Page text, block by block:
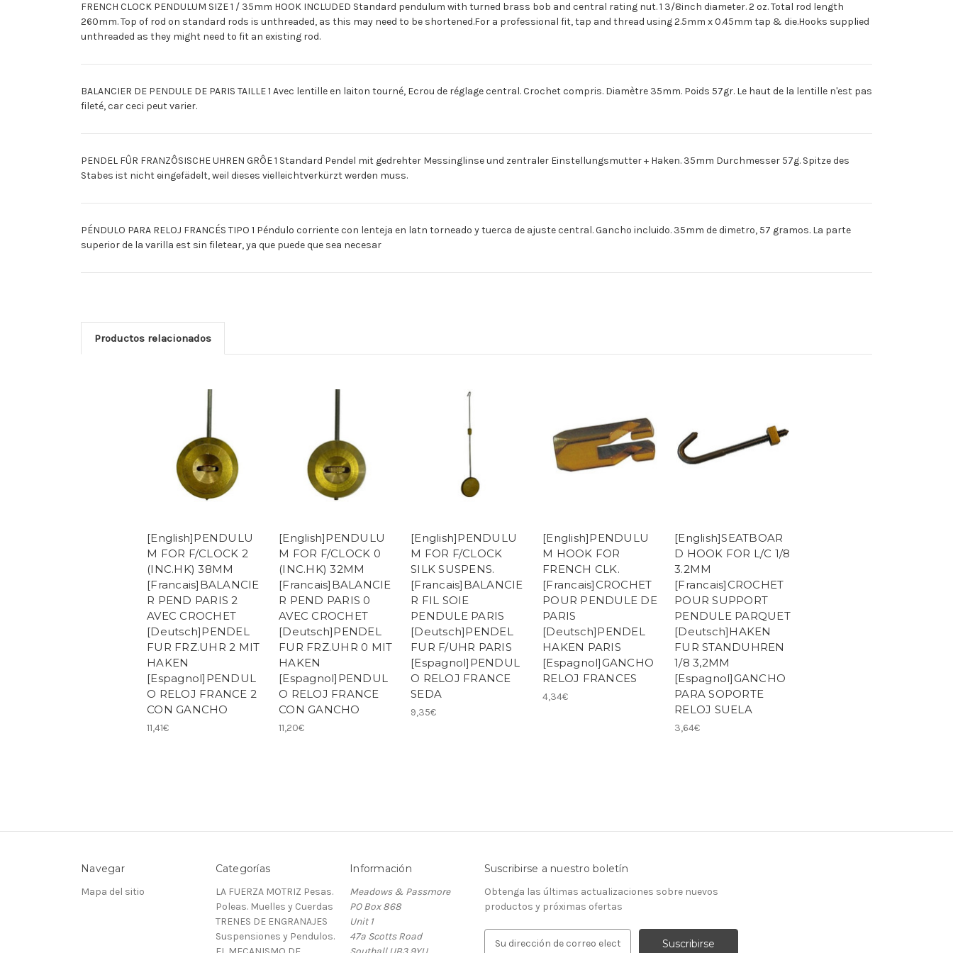
HAKEN
[Espagnol]PENDULO
RELOJ
GANCHO
HAKEN
[Espagnol]PENDULO
RELOJ
GANCHO
FRENCH CLOCK PENDULUM SIZE 1 / 35mm HOOK INCLUDED Standard pendulum with turned brass bob and central rating nut. 1 3/8inch diameter. 2 oz. Total rod length
260mm. Top of rod on standard rods is unthreaded, as this may need to be shortened.For a professional fit, tap and thread using 2.5mm x 0.45mm tap & die.Hooks supplied
unthreaded as they might need to fit an existing rod.
BALANCIER DE PENDULE DE PARIS TAILLE 1 Avec lentille en laiton tourné, Ecrou de réglage central. Crochet compris. Diamètre 35mm. Poids 57gr. Le haut de la lentille n'est pas
fileté, car ceci peut varier.
PENDEL FÛR FRANZÔSISCHE UHREN GRÔE 1 Standard Pendel mit gedrehter Messinglinse und zentraler Einstellungsmutter + Haken. 35mm Durchmesser 57g. Spitze des
Stabes ist nicht eingefädelt, weil dieses vielleichtverkürzt werden muss.
PÉNDULO PARA RELOJ FRANCÉS TIPO 1 Péndulo corriente con lenteja en latn torneado y tuerca de ajuste central. Gancho incluido. 35mm de dimetro, 57 gramos. La parte
superior de la varilla est sin filetear, ya que puede que sea necesar
Productos relacionados
[English]PENDULU
M FOR F/CLOCK 2
(INC.HK) 38MM
[Francais]BALANCIE
R PEND PARIS 2
AVEC CROCHET
[Deutsch]PENDEL
FUR FRZ.UHR 2 MIT
HAKEN
[Espagnol]PENDUL
O RELOJ FRANCE 2
CON GANCHO
11,41€
[English]PENDULU
M FOR F/CLOCK 0
(INC.HK) 32MM
[Francais]BALANCIE
R PEND PARIS 0
AVEC CROCHET
[Deutsch]PENDEL
FUR FRZ.UHR 0 MIT
HAKEN
[Espagnol]PENDUL
O RELOJ FRANCE
CON GANCHO
11,20€
[English]PENDULU
M FOR F/CLOCK
SILK SUSPENS.
[Francais]BALANCIE
R FIL SOIE
PENDULE PARIS
[Deutsch]PENDEL
FUR F/UHR PARIS
[Espagnol]PENDUL
O RELOJ FRANCE
SEDA
9,35€
[English]PENDULU
M HOOK FOR
FRENCH CLK.
[Francais]CROCHET
POUR PENDULE DE
PARIS
[Deutsch]PENDEL
HAKEN PARIS
[Espagnol]GANCHO
RELOJ FRANCES
4,34€
[English]SEATBOAR
D HOOK FOR L/C 1/8
3.2MM
[Francais]CROCHET
POUR SUPPORT
PENDULE PARQUET
[Deutsch]HAKEN
FUR STANDUHREN
1/8 3,2MM
[Espagnol]GANCHO
PARA SOPORTE
RELOJ SUELA
3,64€
Navegar
Mapa del sitio
Categorías
LA FUERZA MOTRIZ Pesas.
Poleas. Muelles y Cuerdas
TRENES DE ENGRANAJES
Suspensiones y Pendulos.
Información
Meadows & Passmore
PO Box 868
Unit 1
47a Scotts Road
Suscribirse a nuestro boletín
Obtenga las últimas actualizaciones sobre nuevos
productos y próximas ofertas